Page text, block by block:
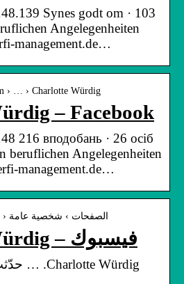
Synes godt om · 103
Angelegenheiten
management.de…
› … › Charlotte Würdig
– Facebook
216 вподобань · 26 осіб
beruflichen Angelegenheiten
management.de…
http s://ar-ar.facebook.com › الصفحات › شخصية عامة
Charlotte Würdig – فيسبوك